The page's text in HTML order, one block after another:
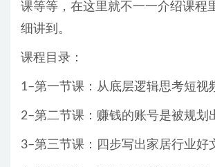
课等等，在这里就不一一介绍课程
细讲到。
课程目录：
1–第一节课：从底层逻辑思考短视
2–第二节课：赚钱的账号是被规划
3–第三节课：四步写出家居行业好